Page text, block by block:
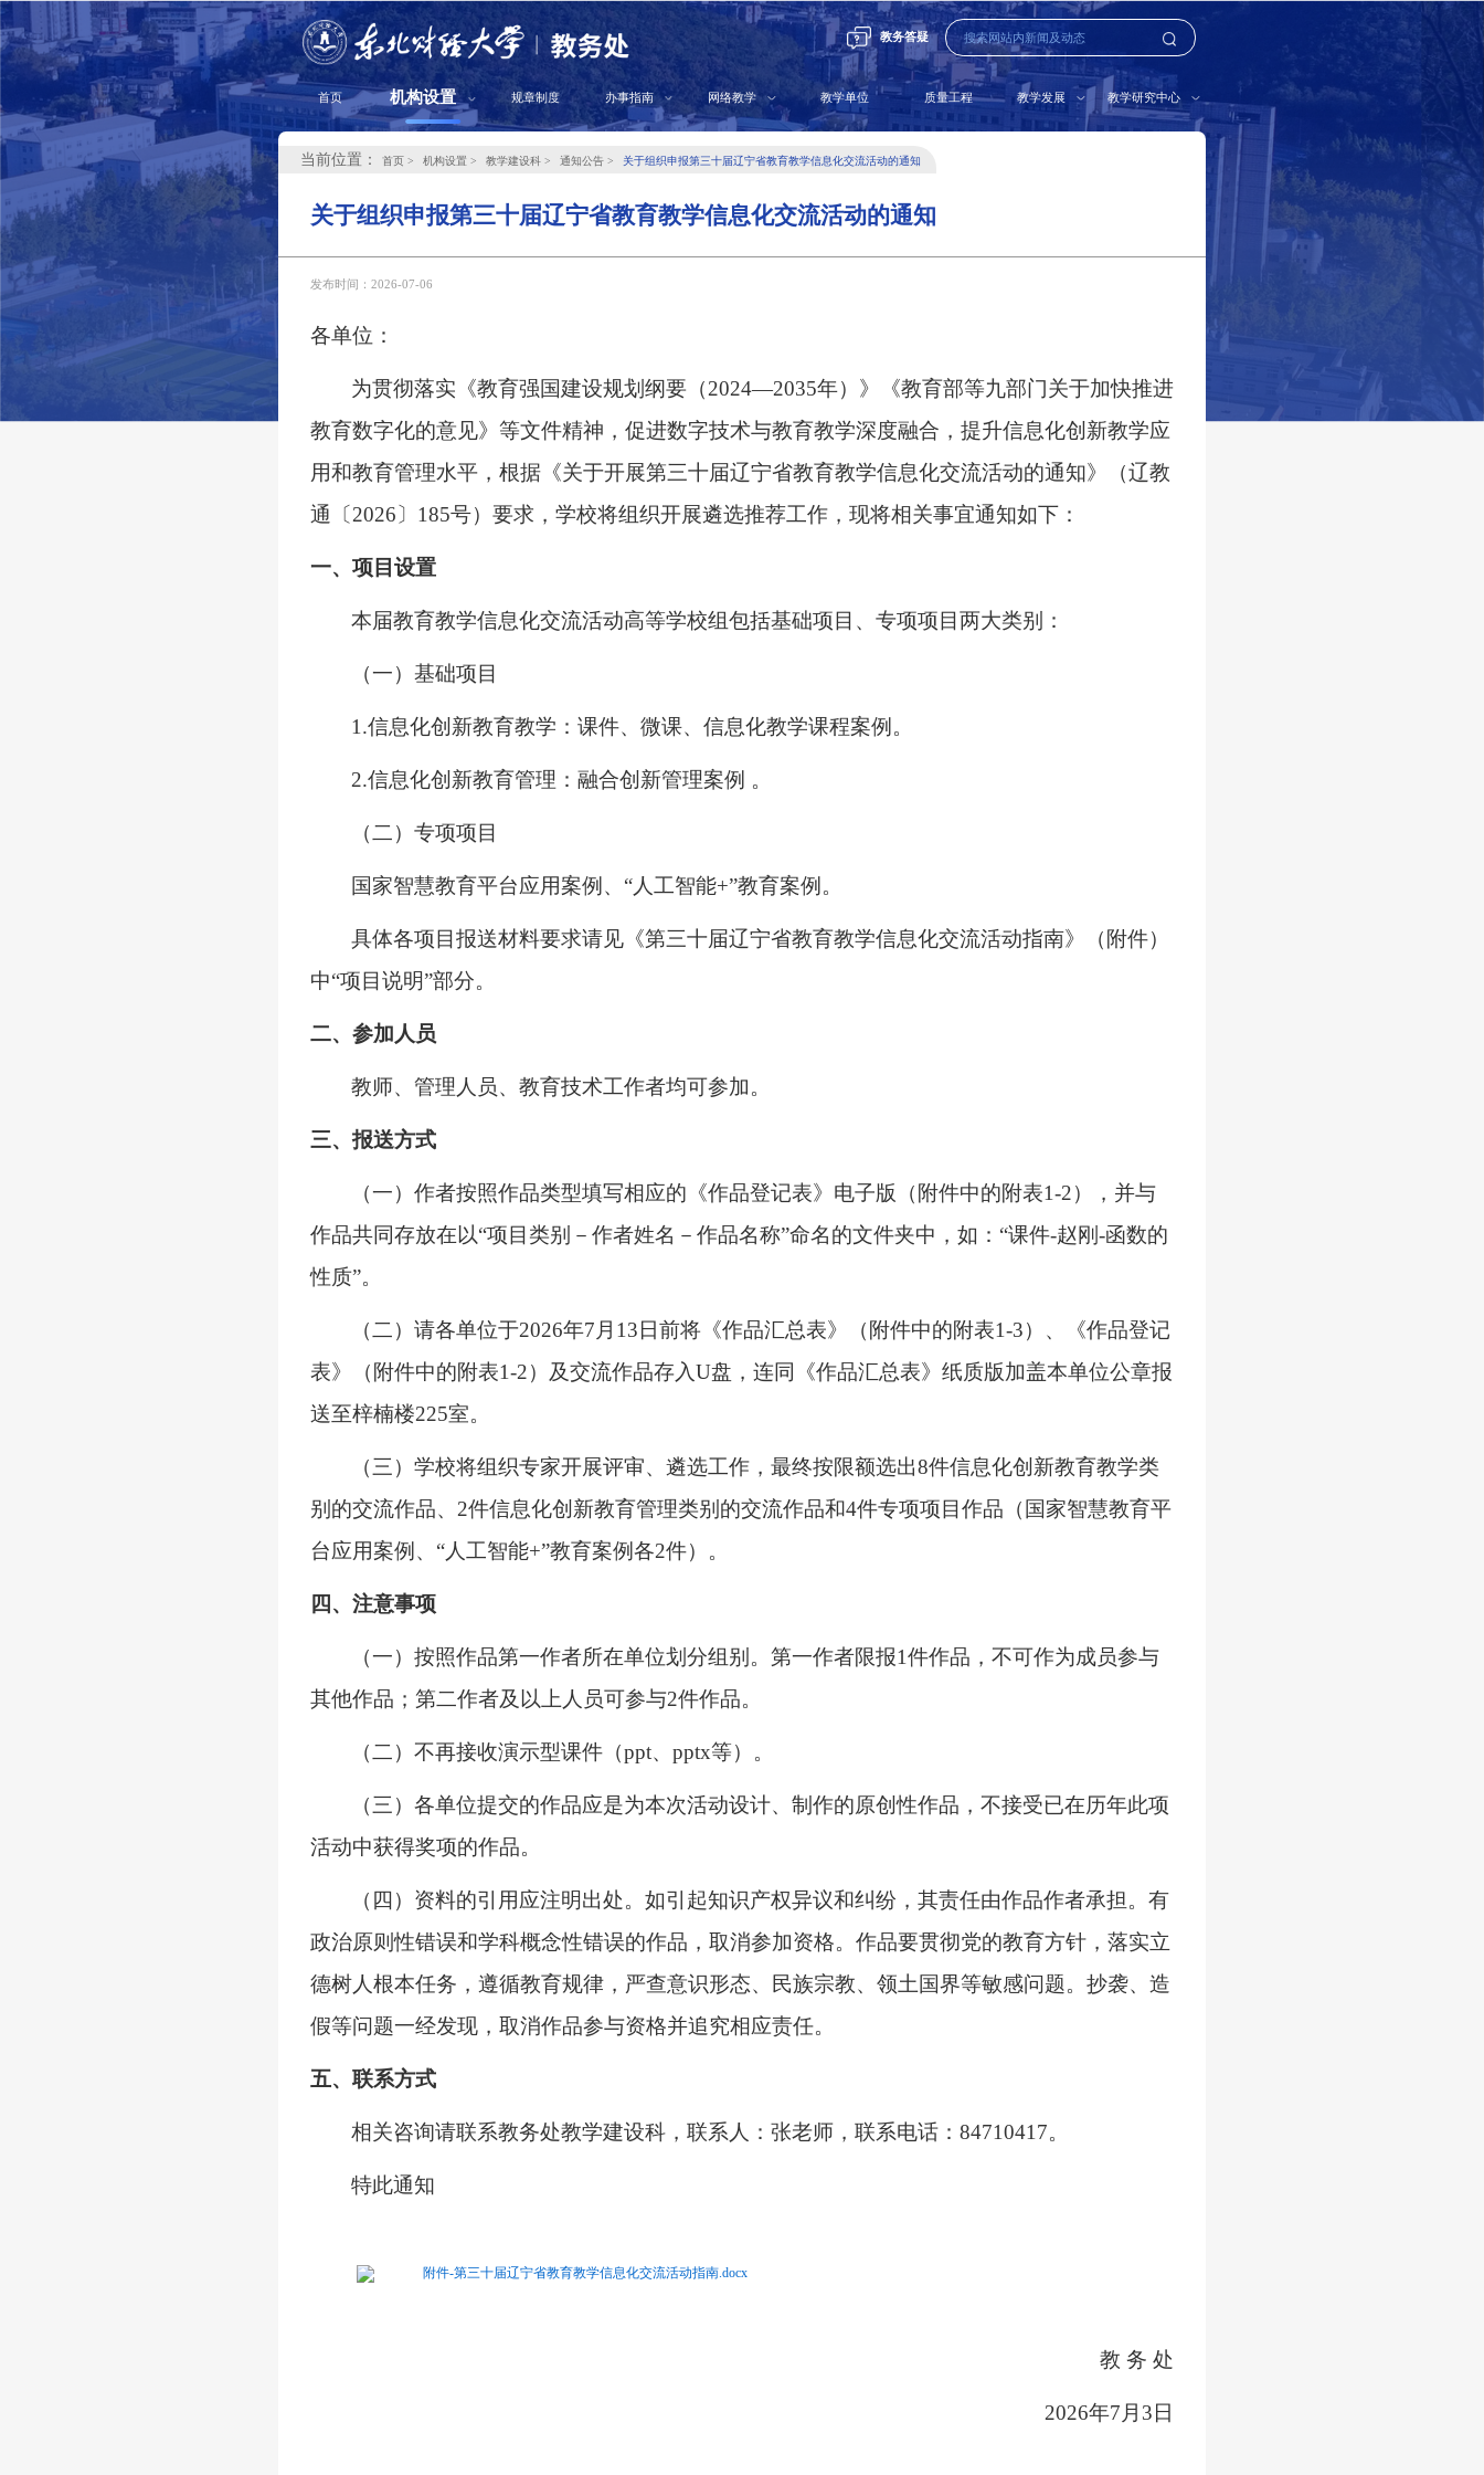
教务答疑
首页 机构设置 规章制度 办事指南 网络教学 教学单位 质量工程 教学发展 教学研究中心
当前位置： 首页 机构设置 教学建设科 通知公告 关于组织申报第三十届辽宁省教育教学信息化交流活动的通知
关于组织申报第三十届辽宁省教育教学信息化交流活动的通知
发布时间：2026-07-06
各单位 ：
为贯彻落实《教育强国建设规划纲要（2024—2035年） 》《教育部等九部门关于加快推进
教育数字化的意见》等文件精神，促进数字技术与教育教学深度融合，提升信息化创新教学应
用和教育管理水平， 根据《关于开展第三十届辽宁省教育教学信息化交流活动的通知》 （辽教
通 〔 2026 〕 185号） 要求，学校将组织开展遴选推荐工作，现将相关事宜通知如下：
一、项目设置
本届教育教学信息化交流活动高等学校组包括基础项目、专项项目两大类别 ：
（一）基础项目
1.信息化创新教育教学：课件、微课、信息化教学课程案例。
2.信息化创新教育管理：融合创新管理案例 。
（二）专项项目
国家智慧教育平台应用案例 、 “人工智能+”教育案例 。
具体各项目报送材料要求请见《第三十届辽宁省教育教学信息化交流活动指南》（附件）
中“项目说明”部分。
二、 参加人员
教师、管理人员、教育技术工作者均可参加。
三、报送方式
（一） 作者按照作品类型填写相应的《作品登记表》电子版（附件中的附表1-2），并与
作品共同存放在以“项目类别 － 作者姓名 － 作品名称”命名的文件夹中，如：“课件-赵刚-函数的
性质”。
（二） 请各单位于2026年7 月 13 日前将《作品汇总表》（ 附件中的附表1-3）、
《作品登记
表》（ 附件中的附表1-2） 及交流作品存入U盘，连同 《作品汇总表》纸质版加盖本单位公章报
送至梓楠楼225室。
（三）学校将组织专家开展评审、遴选工作，最终按限额选出8件信息化创新教育教学类
别的交流作品、2件信息化创新教育管理类别的交流作品和4件专项项目作品（国家智慧教育平
台应用案例、“人工智能+”教育案例各2件）。
四 、注意事项
（一）按照作品第一作者所在单位划分组别。 第一作者限报1件作品 ， 不可作为成员参与
其他作品 ；第二作者及以上人员可参与2件作品。
（二） 不再接收演示型课件（ppt、pptx等） 。
（三） 各单位提交的作品应是为本次活动设计、制作的原创性作品，不接受已在历年此项
活动中获得奖项的作品。
（ 四 ） 资料的引用应注明出处。如引起知识产权异议和纠纷，其责任由作品作者承担。有
政治原则性错误和学科概念性错误的作品，取消参加资格。 作品要贯彻党的教育方针，落实立
德树人根本任务， 遵循教育规律，严查意识形态、民族宗教、领土国界等敏感问题。抄袭、造
假等问题一经发现，取消作品参与资格并追究相应责任。
五、联系方式
相关咨询请联系教务处教学建设科，联系人：张老师，联系电话： 84710417。
特此通知
附件-第三十届辽宁省教育教学信息化交流活动指南.docx
教 务 处
2026年7 月 3 日